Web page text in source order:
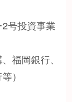
号投資事業
福岡銀行、
）